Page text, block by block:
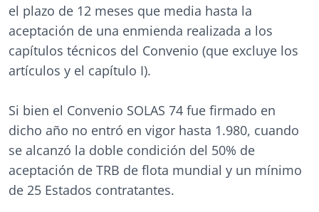
el plazo de 12 meses que media hasta la
aceptación de una enmienda realizada a los
capítulos técnicos del Convenio (que excluye los
artículos y el capítulo I).
Si bien el Convenio SOLAS 74 fue firmado en
dicho año no entró en vigor hasta 1.980, cuando
se alcanzó la doble condición del 50% de
aceptación de TRB de flota mundial y un mínimo
de 25 Estados contratantes.